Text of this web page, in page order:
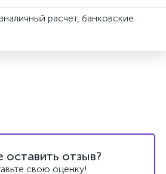
расчет, банковские
оставить отзыв?
свою оценку!